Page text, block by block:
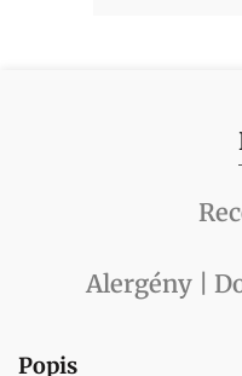
Alergény |
Popis